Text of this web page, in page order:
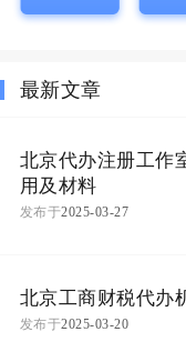
最新文章
北京代办注册工作
用及材料
发布于2025-03-27
北京工商财税代办
发布于2025-03-20